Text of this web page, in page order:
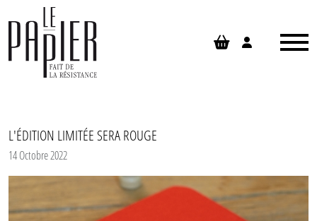
L'ÉDITION LIMITÉE SERA ROUGE
14 Octobre 2022
Panneau de gestion des cookies